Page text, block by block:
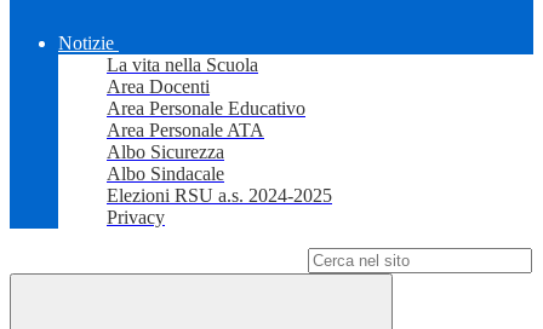
Notizie
La vita nella Scuola
Area Docenti
Area Personale Educativo
Area Personale ATA
Albo Sicurezza
Albo Sindacale
Elezioni RSU a.s. 2024-2025
Privacy